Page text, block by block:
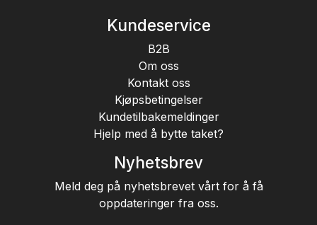
Kundeservice
B2B
Om oss
Kontakt oss
Kjøpsbetingelser
Kundetilbakemeldinger
Hjelp med å bytte taket?
Nyhetsbrev
Meld deg på nyhetsbrevet vårt for å få
oppdateringer fra oss.